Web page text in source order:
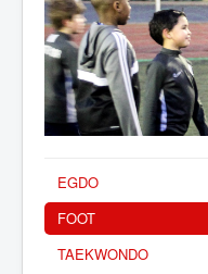
EGDO
FOOT
TAEKWONDO